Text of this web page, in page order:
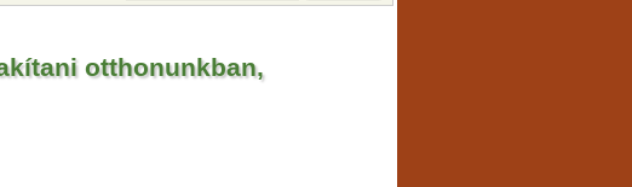
otthonunkban,